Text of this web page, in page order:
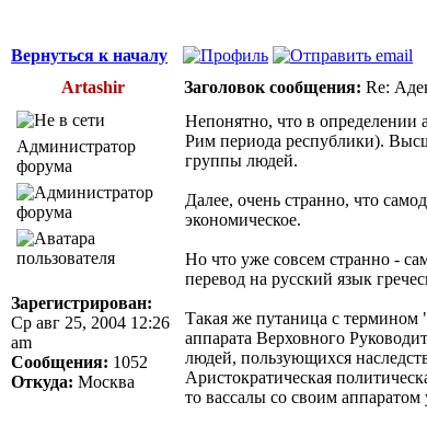
Вернуться к началу
Artashir
Заголовок сообщения: Re:
Администратор
форума
Зарегистрирован:
Ср авг 25, 2004 12:26
am
Сообщения: 1052
Откуда: Москва
Непонятно, что в определении
Рим периода республики).
группы людей.
Далее, очень странно, что
экономическое.
Но что уже совсем странно -
перевод на русский язык
Такая же путаница с термином
аппарата Верховного
людей, пользующихся
Аристократическая
то вассалы со своим аппаратом